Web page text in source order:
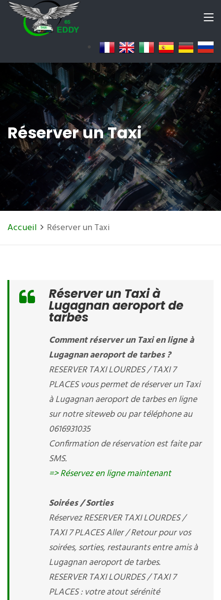
Réserver un Taxi
Accueil Réserver un Taxi
Réserver un Taxi à
Lugagnan aeroport de
tarbes
Comment réserver un Taxi en ligne à
Lugagnan aeroport de tarbes ?
RESERVER TAXI LOURDES / TAXI 7
PLACES vous permet de réserver un Taxi
à Lugagnan aeroport de tarbes en ligne
sur notre siteweb ou par téléphone au
0616931035
Confirmation de réservation est faite par
SMS.
=> Réservez en ligne maintenant
Soirées / Sorties
Réservez RESERVER TAXI LOURDES /
TAXI 7 PLACES Aller / Retour pour vos
soirées, sorties, restaurants entre amis à
Lugagnan aeroport de tarbes.
RESERVER TAXI LOURDES / TAXI 7
PLACES : votre atout sérénité